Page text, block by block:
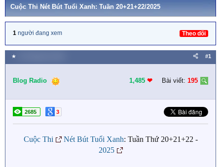
Cuộc Thi Nét Bút Tuổi Xanh: Tuần 20+21+22/2025
1 người đang xem Theo dõi
★ #1
Blog Radio 1,485 ❤︎ Bài viết: 195
2685 3
Cuộc Thi Nét Bút Tuổi Xanh: Tuần Thứ 20+21+22 -
2025